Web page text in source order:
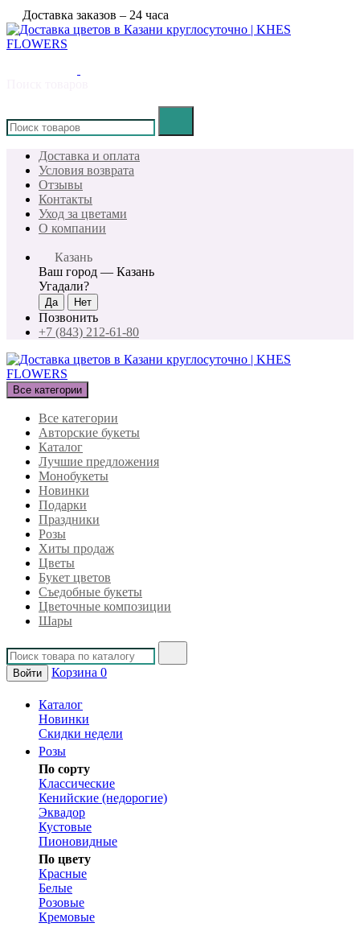
Доставка заказов – 24 часа
Доставка и оплата
Условия возврата
Отзывы
Контакты
Уход за цветами
О компании
Казань
Ваш город — Казань
Угадали?
Позвонить
+7 (843) 212-61-80
Все категории
Все категории
Авторские букеты
Каталог
Лучшие предложения
Монобукеты
Новинки
Подарки
Праздники
Розы
Хиты продаж
Цветы
Букет цветов
Съедобные букеты
Цветочные композиции
Шары
Войти Корзина 0
Каталог
Новинки
Скидки недели
Розы
По сорту
Классические
Кенийские (недорогие)
Эквадор
Кустовые
Пионовидные
По цвету
Красные
Белые
Розовые
Кремовые